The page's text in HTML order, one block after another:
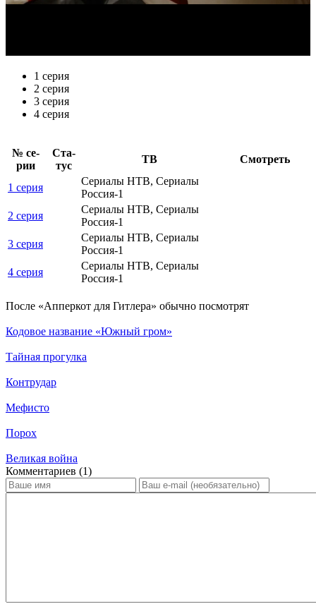
1 серия
2 серия
3 серия
4 серия
№ се­
рии
Ста­
тус
ТВ Смот­реть
1 серия
Сериалы НТВ, Сериалы
Россия-1
2 серия
Сериалы НТВ, Сериалы
Россия-1
3 серия
Сериалы НТВ, Сериалы
Россия-1
4 серия
Сериалы НТВ, Сериалы
Россия-1
По­сле «Апперкот для Гитлера» обыч­но по­смот­рят
Кодовое название «Южный гром»
Тайная прогулка
Контрудар
Мефисто
Порох
Великая война
Ком­мен­та­ри­ев (1)